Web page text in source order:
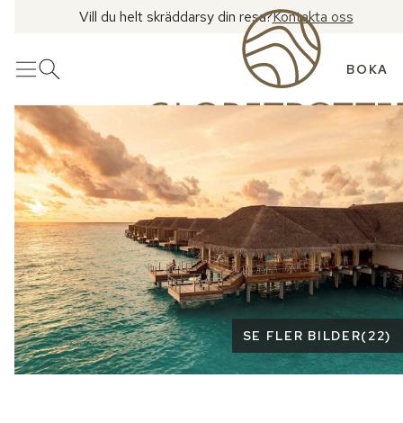
Vill du helt skräddarsy din resa?Kontakta oss
MenyÖppna sök BOKA
Se fler bilder
SE FLER BILDER(22)